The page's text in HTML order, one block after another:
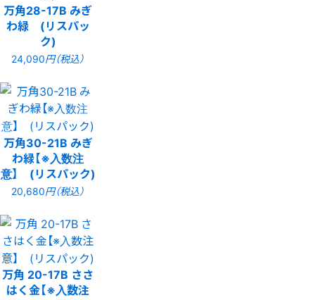
万角28-17B みぎ
わ緑 (リスパッ
ク)
24,090円（税込）
万角30-21B みぎ
わ緑【※入数注
意】 (リスパック)
20,680円（税込）
万角 20-17B ささ
はく金【※入数注